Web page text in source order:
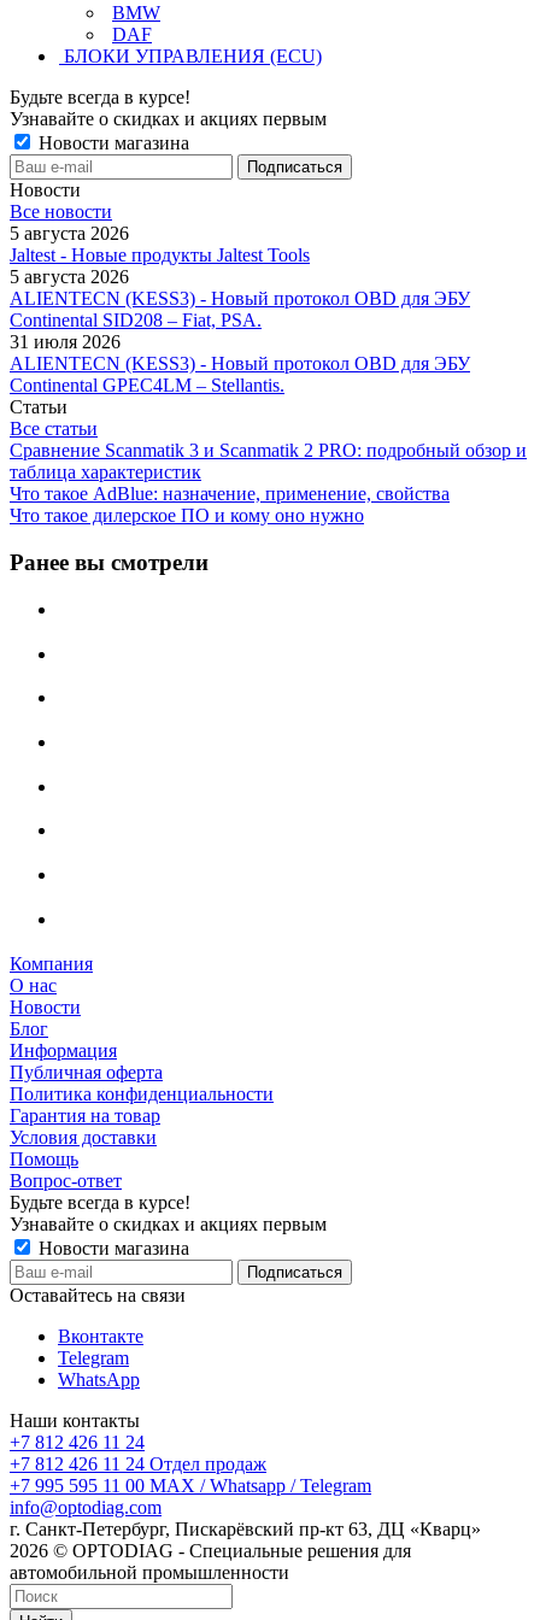
BMW
DAF
БЛОКИ УПРАВЛЕНИЯ (ECU)
Будьте всегда в курсе!
Узнавайте о скидках и акциях первым
Новости магазина
Новости
Все новости
5 августа 2026
Jaltest - Новые продукты Jaltest Tools
5 августа 2026
ALIENTECN (KESS3) - Новый протокол OBD для ЭБУ
Continental SID208 – Fiat, PSA.
31 июля 2026
ALIENTECN (KESS3) - Новый протокол OBD для ЭБУ
Continental GPEC4LM – Stellantis.
Статьи
Все статьи
Сравнение Scanmatik 3 и Scanmatik 2 PRO: подробный обзор и
таблица характеристик
Что такое AdBlue: назначение, применение, свойства
Что такое дилерское ПО и кому оно нужно
Ранее вы смотрели
Компания
О нас
Новости
Блог
Информация
Публичная оферта
Политика конфиденциальности
Гарантия на товар
Условия доставки
Помощь
Вопрос-ответ
Будьте всегда в курсе!
Узнавайте о скидках и акциях первым
Новости магазина
Оставайтесь на связи
Вконтакте
Telegram
WhatsApp
Наши контакты
+7 812 426 11 24
+7 812 426 11 24 Отдел продаж
+7 995 595 11 00 MAX / Whatsapp / Telegram
info@optodiag.com
г. Санкт-Петербург, Пискарёвский пр-кт 63, ДЦ «Кварц»
2026 © OPTODIAG - Специальные решения для
автомобильной промышленности